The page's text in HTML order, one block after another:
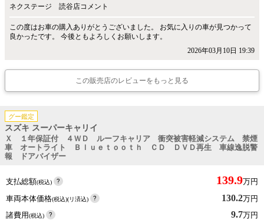
ネクステージ 読谷店コメント
この度はお車の購入ありがとうございました。 お気に入りの車が見つかって
良かったです。 今後ともよろしくお願いします。
2026年03月10日 19:39
この販売店のレビューをもっと見る
グー鑑定
スズキ スーパーキャリイ
Ｘ １年保証付 ４ＷＤ ルーフキャリア 衝突被害軽減システム 禁煙
車 オートライト Ｂｌｕｅｔｏｏｔｈ ＣＤ ＤＶＤ再生 車線逸脱警
報 ドアバイザー
支払総額(税込) 139.9万円
車両本体価格(税込)(リ済込) 130.2万円
諸費用(税込) 9.7万円